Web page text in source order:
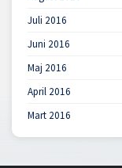
Juli 2016
Juni 2016
Maj 2016
April 2016
Mart 2016